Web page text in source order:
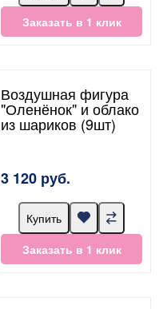
Заказать в 1 клик
Воздушная фигура
"Оленёнок" и облако
из шариков (9шт)
3 120 руб.
Купить
Заказать в 1 клик